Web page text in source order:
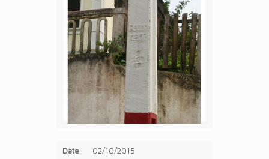
Date 02/10/2015